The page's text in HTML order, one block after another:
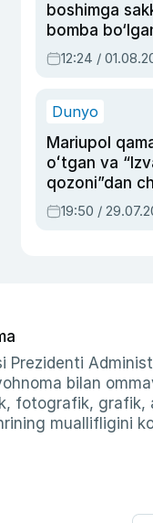
boshimga
bomba
Oripovni
ayblovlardan
12:24 /
Dunyo
Mariupol
oʻtgan va
qozoni”dan
qahramon —
armiyasi bosh
19:50 /
Prezidenti
bilan
fotografik, grafik,
muallifligini